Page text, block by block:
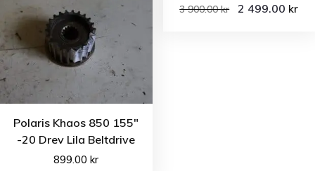
Polaris Khaos 850 155″
-20 Drev Lila Beltdrive
899.00kr
3 900.00kr 2 499.00 kr